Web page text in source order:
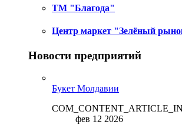
ТМ "Благода"
Центр маркет "Зелёный
Новости предприятий
Букет Молдавии
фев 12 2026